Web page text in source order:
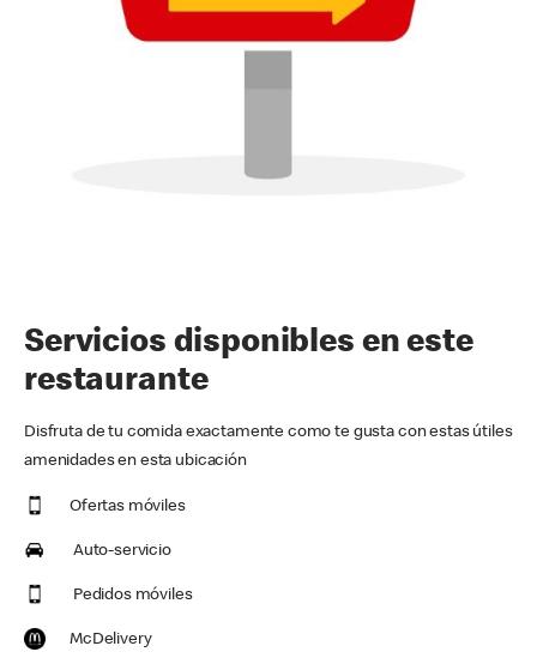
Servicios disponibles en este
restaurante
Disfruta de tu comida exactamente como te gusta con estas útiles
amenidades en esta ubicación
Ofertas móviles
Auto-servicio
Pedidos móviles
McDelivery